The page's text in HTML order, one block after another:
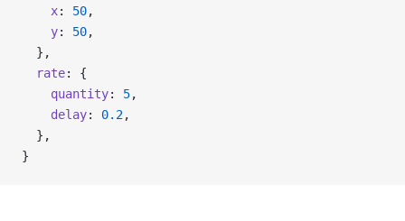
    x
: 50,
    y
: 50,
  },
  rate
: {
    quantity
: 5,
    delay
: 0.2,
  },
}